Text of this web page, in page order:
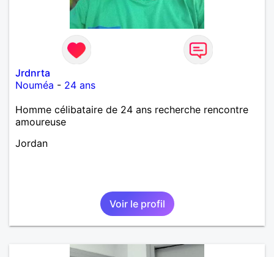
Jrdnrta
Nouméa - 24 ans
Homme célibataire de 24 ans recherche rencontre
amoureuse
Jordan
Voir le profil